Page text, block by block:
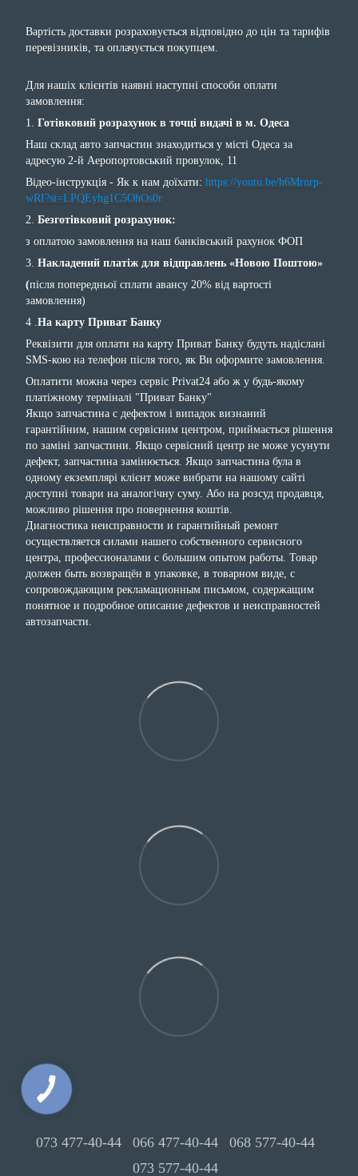
Вартість доставки розраховується відповідно до цін та тарифів
перевізників, та оплачується покупцем.
Для нашіх клієнтів наявні наступні способи оплати
замовлення:
1. Готівковий розрахунок в точці видачі в м. Одеса
Наш склад авто запчастин знаходиться у місті Одеса за
адресую 2-й Аеропортовський провулок, 11
Відео-інструкція - Як к нам доїхати: https://youtu.be/h6Mrnrp-
wRI?si=LPQEyhg1C5OhOs0r
2. Безготівковий розрахунок:
з оплатою замовлення на наш банківський рахунок ФОП
3. Накладений платіж для відправлень «Новою Поштою»
(після попередньої сплати авансу 20% від вартості
замовлення)
4 . На карту Приват Банку
Реквізити для оплати на карту Приват Банку будуть надіслані
SMS-кою на телефон після того, як Ви оформите замовлення.
Оплатити можна через сервіс Privat24 або ж у будь-якому
платіжному терміналі "Приват Банку"
Якщо запчастина с дефектом і випадок визнаний
гарантійним, нашим сервісним центром, приймається рішення
по заміні запчастини. Якщо сервісний центр не може усунути
дефект, запчастина замінюється. Якщо запчастина була в
одному екземплярі клієнт може вибрати на нашому сайті
доступні товари на аналогічну суму. Або на розсуд продавця,
можливо рішення про повернення коштів.
Диагностика неисправности и гарантийный ремонт
осуществляется силами нашего собственного сервисного
центра, профессионалами с большим опытом работы. Товар
должен быть возвращён в упаковке, в товарном виде, с
сопровождающим рекламационным письмом, содержащим
понятное и подробное описание дефектов и неисправностей
автозапчасти.
073 477-40-44 066 477-40-44
068 577-40-44
073 577-40-44